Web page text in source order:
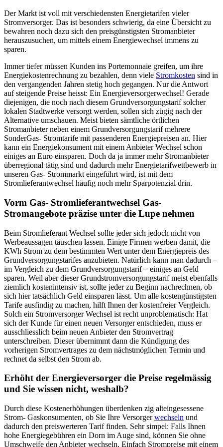
Der Markt ist voll mit verschiedensten Energietarifen vieler
Stromversorger. Das ist besonders schwierig, da eine Übersicht zu
bewahren noch dazu sich den preisgünstigsten Stromanbieter
herauszusuchen, um mittels einem Energiewechsel immens zu
sparen.
Immer tiefer müssen Kunden ins Portemonnaie greifen, um ihre
Energiekostenrechnung zu bezahlen, denn viele Stromkosten sind in
den vergangenden Jahren stetig hoch gegangen. Nur die Antwort
auf steigende Preise heisst: Ein Energieversorgerwechsel! Gerade
diejenigen, die noch nach diesem Grundversorgungstarif solcher
lokalen Stadtwerke versorgt werden, sollen sich zügig nach der
Alternative umschauen. Meist bieten sämtliche örtlichen
Stromanbieter neben einem Grundversorgungstarif mehrere
SonderGas- Stromtarife mit passenderen Energiepreisen an. Hier
kann ein Energiekonsument mit einem Anbieter Wechsel schon
einiges an Euro einsparen. Doch da ja immer mehr Stromanbieter
überregional tätig sind und dadurch mehr Energietarifwettbewerb in
unseren Gas- Strommarkt eingeführt wird, ist mit dem
Stromlieferantwechsel häufig noch mehr Sparpotenzial drin.
Vorm Gas- Stromlieferantwechsel Gas-
Stromangebote präzise unter die Lupe nehmen
Beim Stromlieferant Wechsel sollte jeder sich jedoch nicht von
Werbeaussagen täuschen lassen. Einige Firmen werben damit, die
KWh Strom zu dem bestimmten Wert unter dem Energiepreis des
Grundversorgungstarifes anzubieten. Natürlich kann man dadurch –
im Vergleich zu dem Grundversorgungstarif – einiges an Geld
sparen. Weil aber dieser Grundstromversorgungstarif meist ebenfalls
ziemlich kostenintensiv ist, sollte jeder zu Beginn nachrechnen, ob
sich hier tatsächlich Geld einsparen lässt. Um alle kostengünstigsten
Tarife ausfindig zu machen, hilft Ihnen der kostenfreier Vergleich.
Solch ein Stromversorger Wechsel ist recht unproblematisch: Hat
sich der Kunde für einen neuen Versorger entschieden, muss er
ausschliesslich beim neuen Anbieter den Stromvertrag
unterschreiben. Dieser übernimmt dann die Kündigung des
vorherigen Stromvertrages zu dem nächstmöglichen Termin und
rechnet da selbst den Strom ab.
Erhöht der Energieversorger die Preise regelmässig
und Sie wissen nicht, weshalb?
Durch diese Kostenerhöhungen überdenken zig alteingesessene
Strom- Gaskonsumenten, ob Sie Ihre Versorgerwechseln und
dadurch den preiswerteren Tarif finden. Sehr simpel: Falls Ihnen
hohe Energiegebühren ein Dorn im Auge sind, können Sie ohne
Umschweife den Anbieter wechseln. Einfach Strompreise mit einem